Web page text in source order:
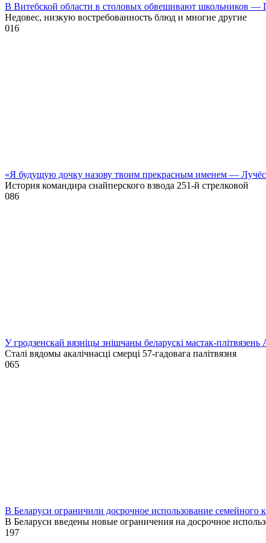
В Витебской области в столовых обвешивают школьников —
Недовес, низкую востребованность блюд и многие другие
016
«Я будущую дочку назову твоим прекрасным именем —
История командира снайперского взвода 251-й стрелковой
086
У гродзенскай вязніцы знішчаны беларускі мастак-
Сталі вядомы акалічнасці смерці 57-гадовага палітвязня
065
В Беларуси ограничили досрочное использование семейного
В Беларуси введены новые ограничения на досрочное
197